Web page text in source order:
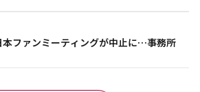
本ファンミーティングが中止に…事務所